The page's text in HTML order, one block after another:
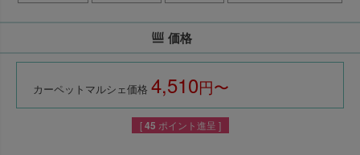
価格
カーペットマルシェ価格 4,510
[ 45 ポイント進呈 ]